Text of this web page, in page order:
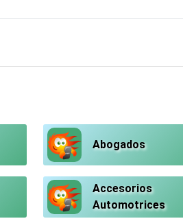
Abogados
Accesorios
Automotrices